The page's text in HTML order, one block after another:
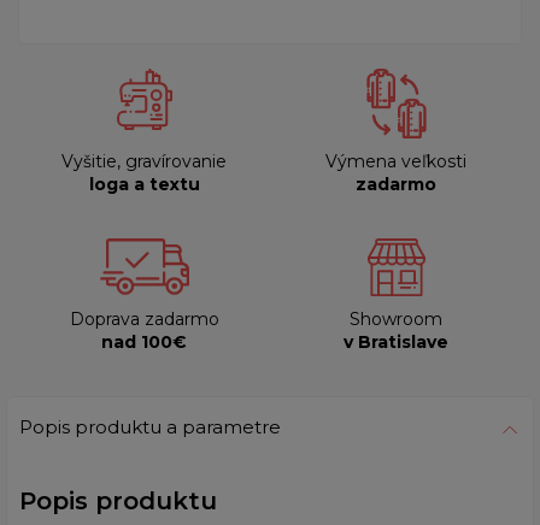
Vyšitie, gravírovanie
loga a textu
Výmena veľkosti
zadarmo
Doprava zadarmo
nad 100€
Showroom
v Bratislave
Popis produktu a parametre
Popis produktu